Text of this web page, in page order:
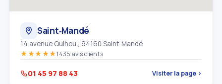
Saint‑Mandé
14 avenue Quihou , 94160 Saint‑Mandé
★★★★★1435 avis clients
01 45 97 88 43 Visiter la page ›